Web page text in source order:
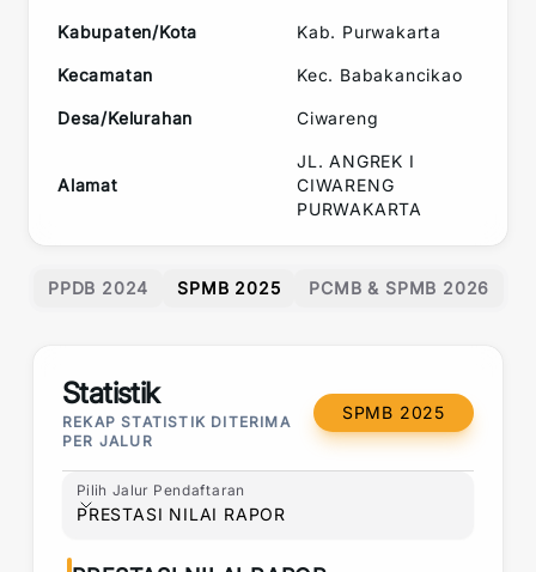
Kabupaten/Kota Kab. Purwakarta
Kecamatan Kec. Babakancikao
Desa/Kelurahan Ciwareng
Alamat
JL. ANGREK I
CIWARENG
PURWAKARTA
PPDB 2024 SPMB 2025 PCMB & SPMB 2026
Statistik
REKAP STATISTIK DITERIMA
PER JALUR
SPMB 2025
Pilih Jalur Pendaftaran
Pilih Jalur Pendaftaran
PRESTASI NILAI RAPOR